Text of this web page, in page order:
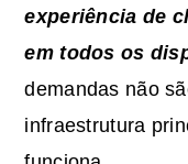
experiência de
em todos os
demandas não
infraestrutura